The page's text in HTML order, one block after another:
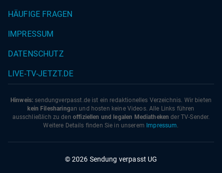
HÄUFIGE FRAGEN
IMPRESSUM
DATENSCHUTZ
LIVE-TV-JETZT.DE
Hinweis: sendungverpasst.de ist ein redaktionelles Verzeichnis. Wir bieten
kein Filesharingan und hosten keine Videos. Alle Links führen
ausschließlich zu den offiziellen und legalen Mediatheken der TV-Sender.
Weitere Details finden Sie in unserem Impressum.
© 2026 Sendung verpasst UG